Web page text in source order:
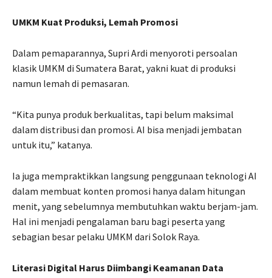
UMKM Kuat Produksi, Lemah Promosi
Dalam pemaparannya, Supri Ardi menyoroti persoalan
klasik UMKM di Sumatera Barat, yakni kuat di produksi
namun lemah di pemasaran.
“Kita punya produk berkualitas, tapi belum maksimal
dalam distribusi dan promosi. AI bisa menjadi jembatan
untuk itu,” katanya.
Ia juga mempraktikkan langsung penggunaan teknologi AI
dalam membuat konten promosi hanya dalam hitungan
menit, yang sebelumnya membutuhkan waktu berjam-jam.
Hal ini menjadi pengalaman baru bagi peserta yang
sebagian besar pelaku UMKM dari Solok Raya.
Literasi Digital Harus Diimbangi Keamanan Data